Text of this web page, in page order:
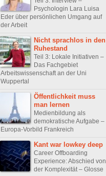
Psychologin Lara Luisa
Eder über persönlichen Umgang auf
der Arbeit
Nicht sprachlos in den
Ruhestand
Teil 3: Lokale Initiativen –
Das Fachgebiet
Arbeitswissenschaft an der Uni
Wuppertal
Öffentlichkeit muss
man lernen
Medienbildung als
demokratische Aufgabe –
Europa-Vorbild Frankreich
Kant war lowkey deep
Career Offboarding
Experience: Abschied von
der Komplexität – Glosse